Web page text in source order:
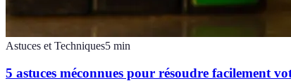
Astuces et Techniques5 min
5 astuces méconnues pour résoudre facilement